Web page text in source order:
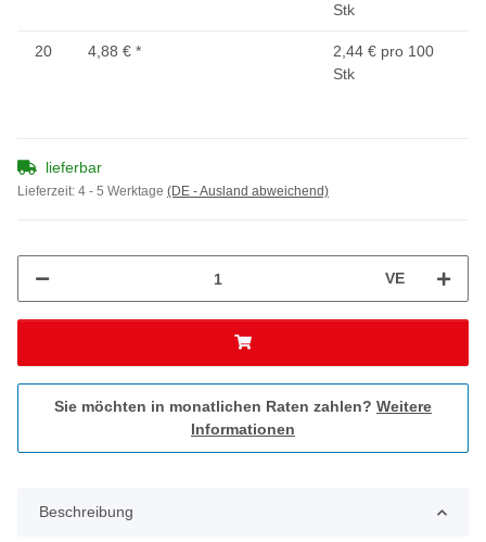
Stk
20 4,88 € *
2,44 € pro 100
Stk
lieferbar
Lieferzeit: 4 - 5 Werktage (DE - Ausland abweichend)
VE
Sie möchten in monatlichen Raten zahlen? Weitere
Informationen
Beschreibung